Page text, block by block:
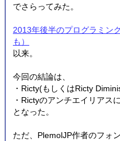
でさらってみた。
2013年後半のプログラミン
も）
以来。
今回の結論は、
・Ricty(もしくはRicty
・Rictyのアンチエイリアス
となった。
ただ、PlemolJP作者のフォ